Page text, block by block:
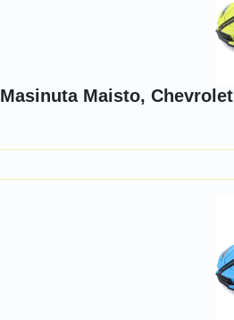
Masinuta Maisto,